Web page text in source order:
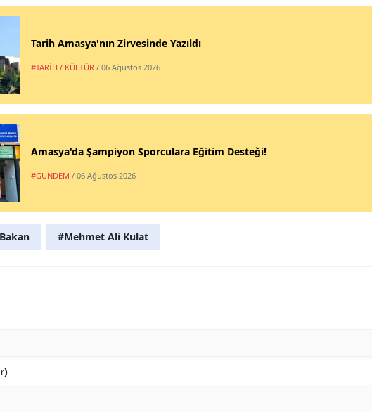
Tarih Amasya'nın Zirvesinde Yazıldı
#TARİH / KÜLTÜR / 06 Ağustos 2026
Amasya'da Şampiyon Sporculara Eğitim Desteği!
#GÜNDEM / 06 Ağustos 2026
#Mehmet Ali Kulat